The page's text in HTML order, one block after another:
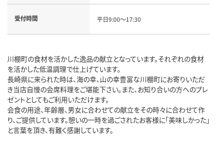
受付時間 平日9:00～17:30
川棚町の食材を活かした逸品の献立となっています。それぞれの食材
を活かした低温調理で仕上げています。
長崎県に来られた時は、海の幸、山の幸豊富な川棚町にお寄りいただ
き当店自慢の会席料理をご堪能下さい。また、お知り合いの方へのプレ
ゼントとしてもご利用いただけます。
会食の用途、年齢層、男女に合わせての献立をその時々に合わせて作
り、ご提供しています。憩いの一時を過ごされたお客様に「美味しかった」
と言葉を頂き、有難く感謝しています。